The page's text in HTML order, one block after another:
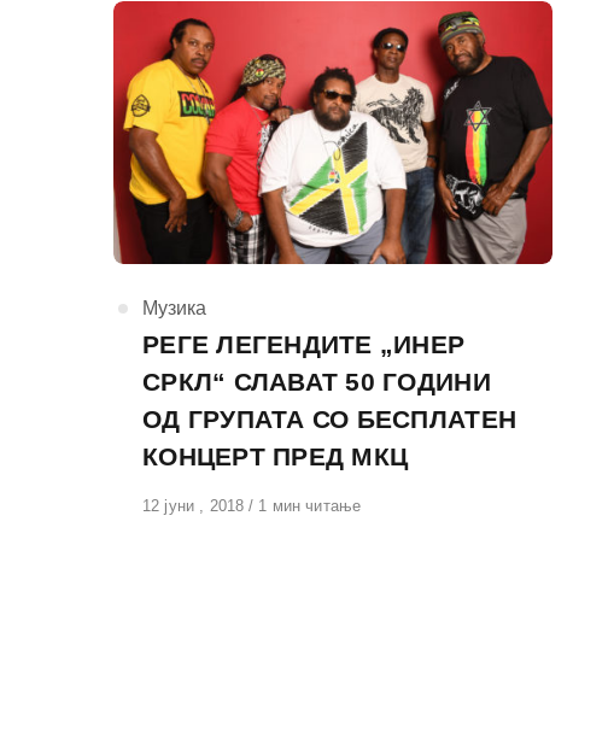
КАтегорија
Музика
РЕГЕ ЛЕГЕНДИТЕ „ИНЕР
СРКЛ“ СЛАВАТ 50 ГОДИНИ
ОД ГРУПАТА СО БЕСПЛАТЕН
КОНЦЕРТ ПРЕД МКЦ
Објавено
12 јуни , 2018 1 мин читање